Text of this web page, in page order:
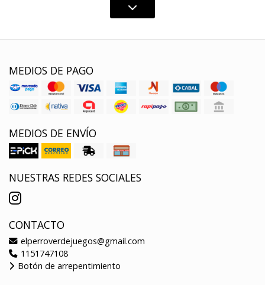
MEDIOS DE PAGO
MEDIOS DE ENVÍO
NUESTRAS REDES SOCIALES
CONTACTO
elperroverdejuegos@gmail.com
1151747108
Botón de arrepentimiento